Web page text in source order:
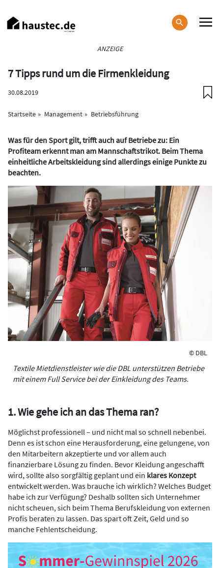
zum
Inhalt
ANZEIGE
7 Tipps rund um die Firmenkleidung
30.08.2019
Startseite Management Betriebsführung
Was für den Sport gilt, trifft auch auf Betriebe zu: Ein
Profiteam erkennt man am Mannschaftstrikot. Beim Thema
einheitliche Arbeitskleidung sind allerdings einige Punkte zu
beachten.
© DBL
Textile Mietdienstleister wie die DBL unterstützen Betriebe
mit einem Full Service bei der Einkleidung des Teams.
1. Wie gehe ich an das Thema ran?
Möglichst professionell – und nicht mal so schnell nebenbei.
Denn es ist schon eine Herausforderung, eine gelungene, von
den Mitarbeitern akzeptierte und vor allem auch
finanzierbare Lösung zu finden. Bevor Kleidung angeschafft
wird, sollte also sorgfältig geplant und ein klares Konzept
entwickelt werden. Was brauche ich wirklich? Welches Budget
habe ich zur Verfügung? Deshalb sollten sich Unternehmer
nicht scheuen, sich beim Thema Berufskleidung von externen
Profis beraten zu lassen. Das spart oft Zeit, Geld und so
manche Fehlentscheidung.